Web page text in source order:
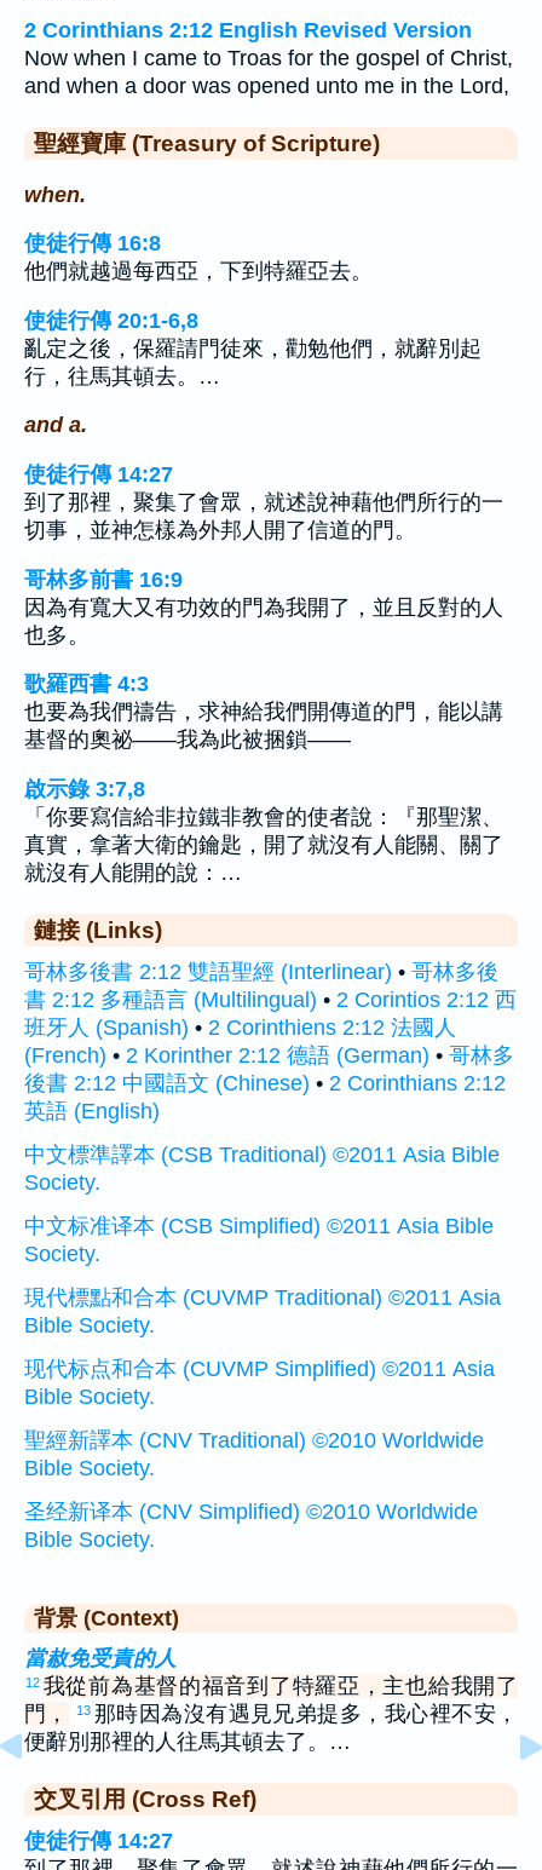
2 Corinthians 2:12 English Revised Version
Now when I came to Troas for the gospel of Christ,
and when a door was opened unto me in the Lord,
聖經寶庫 (Treasury of Scripture)
when.
使徒行傳 16:8
他們就越過每西亞，下到特羅亞去。
使徒行傳 20:1-6,8
亂定之後，保羅請門徒來，勸勉他們，就辭別起
行，往馬其頓去。…
and a.
使徒行傳 14:27
到了那裡，聚集了會眾，就述說神藉他們所行的一
切事，並神怎樣為外邦人開了信道的門。
哥林多前書 16:9
因為有寬大又有功效的門為我開了，並且反對的人
也多。
歌羅西書 4:3
也要為我們禱告，求神給我們開傳道的門，能以講
基督的奧祕——我為此被捆鎖——
啟示錄 3:7,8
「你要寫信給非拉鐵非教會的使者說：『那聖潔、
真實，拿著大衛的鑰匙，開了就沒有人能關、關了
就沒有人能開的說：…
鏈接 (Links)
哥林多後書 2:12 雙語聖經 (Interlinear) • 哥林多後
書 2:12 多種語言 (Multilingual) • 2 Corintios 2:12 西
班牙人 (Spanish) • 2 Corinthiens 2:12 法國人
(French) • 2 Korinther 2:12 德語 (German) • 哥林多
後書 2:12 中國語文 (Chinese) • 2 Corinthians 2:12
英語 (English)
中文標準譯本 (CSB Traditional) ©2011 Asia Bible
Society.
中文标准译本 (CSB Simplified) ©2011 Asia Bible
Society.
現代標點和合本 (CUVMP Traditional) ©2011 Asia
Bible Society.
现代标点和合本 (CUVMP Simplified) ©2011 Asia
Bible Society.
聖經新譯本 (CNV Traditional) ©2010 Worldwide
Bible Society.
圣经新译本 (CNV Simplified) ©2010 Worldwide
Bible Society.
背景 (Context)
當赦免受責的人
12 我從前為基督的福音到了特羅亞，主也給我開了
門，
13 那時因為沒有遇見兄弟提多，我心裡不安，
便辭別那裡的人往馬其頓去了。…
交叉引用 (Cross Ref)
使徒行傳 14:27